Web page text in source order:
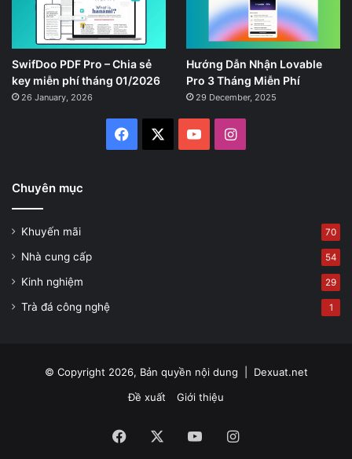
SwifDoo PDF Pro – Chia sẻ
key miễn phí tháng 01/2026
26 January, 2026
Hướng Dẫn Nhận Lovable
Pro 3 Tháng Miễn Phí
29 December, 2025
Facebook YouTubeInstagram
Chuyên mục
Khuyến mãi 70
Nhà cung cấp 54
Kinh nghiệm 29
Trà đá công nghệ 1
© Copyright 2026, Bản quyền nội dung | Dexuat.net
Đề xuất
Giới thiệu
Facebook YouTubeInstagram